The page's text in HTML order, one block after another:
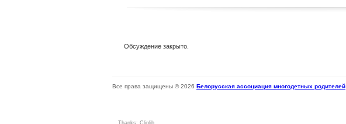
Обсуждение закрыто.
Все права защищены © 2026 Белорусская ассоциация многодетных родителей
Thanks: Cliplib